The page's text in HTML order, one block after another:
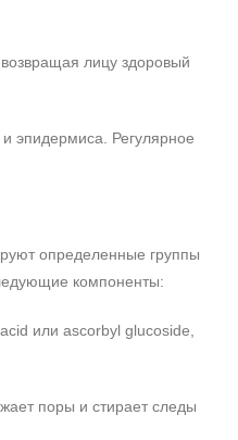
лицу здоровый
эпидермиса. Регулярное
определенные группы
компоненты:
или ascorbyl glucoside,
поры и стирает следы